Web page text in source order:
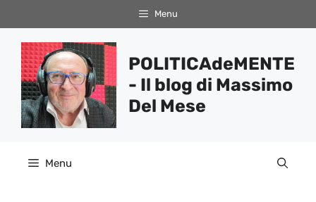
al
contenuto
Menu
POLITICAdeMENTE
- Il blog di Massimo
Del Mese
Menu